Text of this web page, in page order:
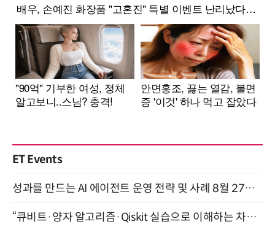
ET Events
성과를 만드는 AI 에이전트 운영 전략 및 사례 8월 27일 개최
“큐비트·양자 알고리즘·Qiskit 실습으로 이해하는 차세대 컴퓨팅” (8/28)